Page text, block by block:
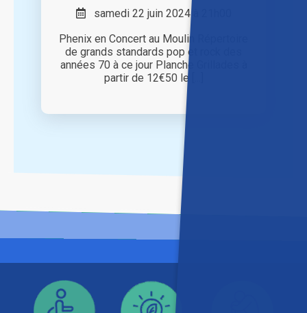
samedi 22 juin 2024 à 21h00
Phenix en Concert au Moulin Répertoire
de grands standards pop et rock des
années 70 à ce jour Planche Grillades à
partir de 12€50 le [...]